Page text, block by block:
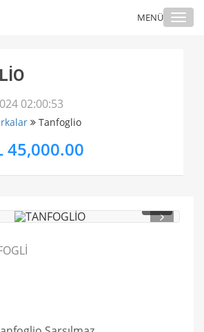
MENÜ
02:00:53
Tanfoglio
45,000.00
1/ 2